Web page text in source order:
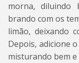
morna, diluindo
brando com os
limão, deixando
Depois, adicione
misturando bem